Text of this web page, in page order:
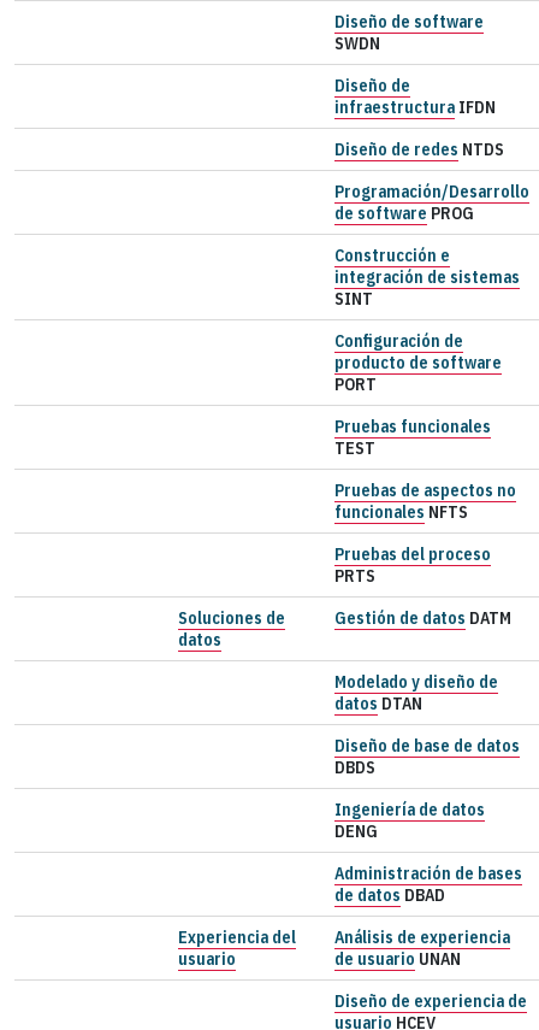
Diseño de software
SWDN
Diseño de
infraestructura IFDN
Diseño de redes NTDS
Programación/Desarrollo
de software PROG
Construcción e
integración de sistemas
SINT
Configuración de
producto de software
PORT
Pruebas funcionales
TEST
Pruebas de aspectos no
funcionales NFTS
Pruebas del proceso
PRTS
Soluciones de
datos
Gestión de datos DATM
Modelado y diseño de
datos DTAN
Diseño de base de datos
DBDS
Ingeniería de datos
DENG
Administración de bases
de datos DBAD
Experiencia del
usuario
Análisis de experiencia
de usuario UNAN
Diseño de experiencia de
usuario HCEV